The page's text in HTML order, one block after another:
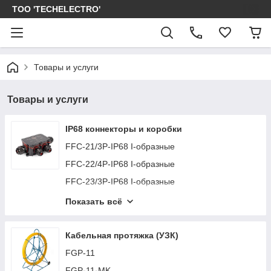
ТОО 'TECHELECTRO'
Товары и услуги
Товары и услуги
IP68 коннекторы и коробки
FFC-21/3P-IP68 I-образные
FFC-22/4P-IP68 I-образные
FFC-23/3P-IP68 I-образные
FFC-24/5P-IP68 I-образные
FFC-26/2P-IP68
FFC-31/3P-IP68 T-образные
Показать всё
Кабельная протяжка (УЗК)
FGP-11